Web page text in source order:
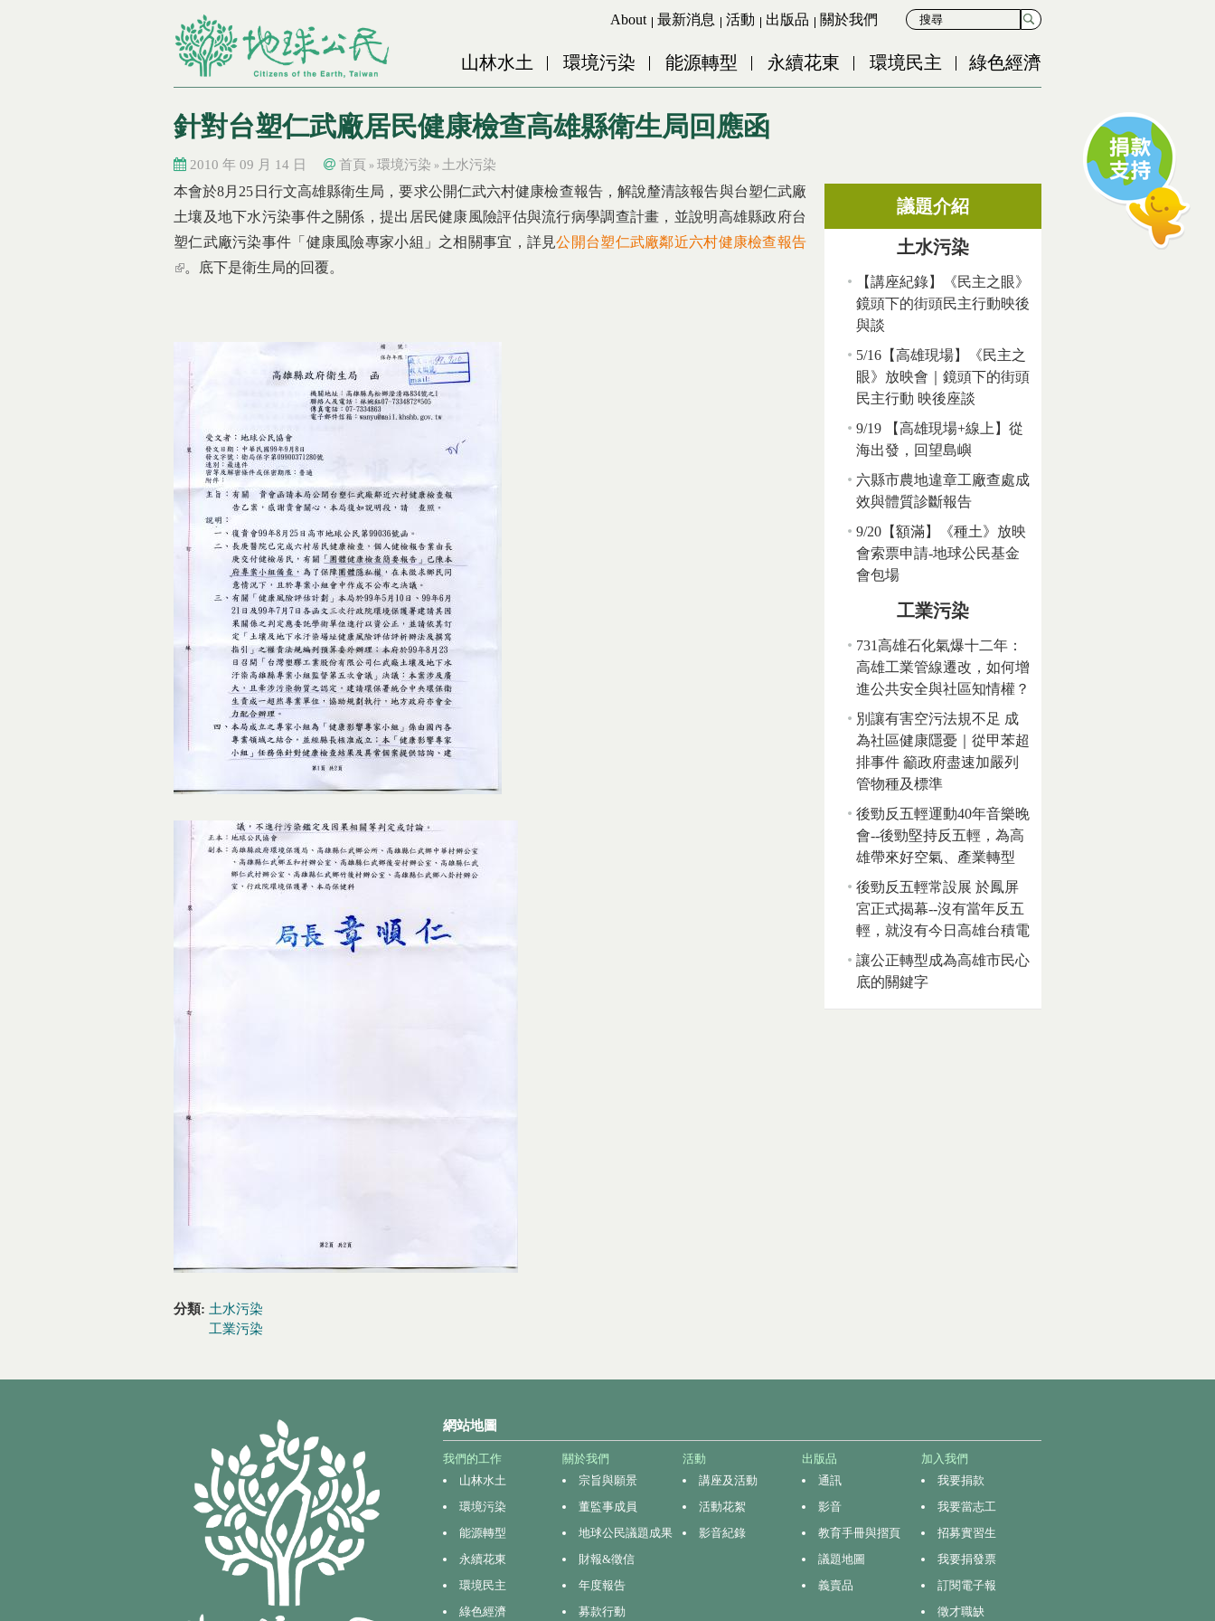
Jump to Navigation
Jump to Main content
About 最新消息 活動 出版品 關於我們
山林水土 環境污染 能源轉型 永續花東 環境民主 綠色經濟
針對台塑仁武廠居民健康檢查高雄縣衛生局回應函
2010 年 09 月 14 日
您在這裡
首頁 » 環境污染 » 土水污染
您在這裡
本會於8月25日行文高雄縣衛生局，要求公開仁武六村健康檢查報告，解說釐清該報告與台塑仁武廠
土壤及地下水污染事件之關係，提出居民健康風險評估與流行病學調查計畫，並說明高雄縣政府台
塑仁武廠污染事件「健康風險專家小組」之相關事宜，詳見公開台塑仁武廠鄰近六村健康檢查報告
(link is external)
。底下是衛生局的回覆。
分類: 土水污染
工業污染
議題介紹
土水污染
【講座紀錄】《民主之眼》
鏡頭下的街頭民主行動映後
與談
5/16【高雄現場】《民主之
眼》放映會｜鏡頭下的街頭
民主行動 映後座談
9/19 【高雄現場+線上】從
海出發，回望島嶼
六縣市農地違章工廠查處成
效與體質診斷報告
9/20【額滿】《種土》放映
會索票申請-地球公民基金
會包場
工業污染
731高雄石化氣爆十二年：
高雄工業管線遷改，如何增
進公共安全與社區知情權？
別讓有害空污法規不足 成
為社區健康隱憂｜從甲苯超
排事件 籲政府盡速加嚴列
管物種及標準
後勁反五輕運動40年音樂晚
會--後勁堅持反五輕，為高
雄帶來好空氣、產業轉型
後勁反五輕常設展 於鳳屏
宮正式揭幕--沒有當年反五
輕，就沒有今日高雄台積電
讓公正轉型成為高雄市民心
底的關鍵字
網站地圖
我們的工作
山林水土
環境污染
能源轉型
永續花東
環境民主
綠色經濟
關於我們
宗旨與願景
董監事成員
地球公民議題成果
財報&徵信
年度報告
募款行動
活動
講座及活動
活動花絮
影音紀錄
出版品
通訊
影音
教育手冊與摺頁
議題地圖
義賣品
加入我們
我要捐款
我要當志工
招募實習生
我要捐發票
訂閱電子報
徵才職缺